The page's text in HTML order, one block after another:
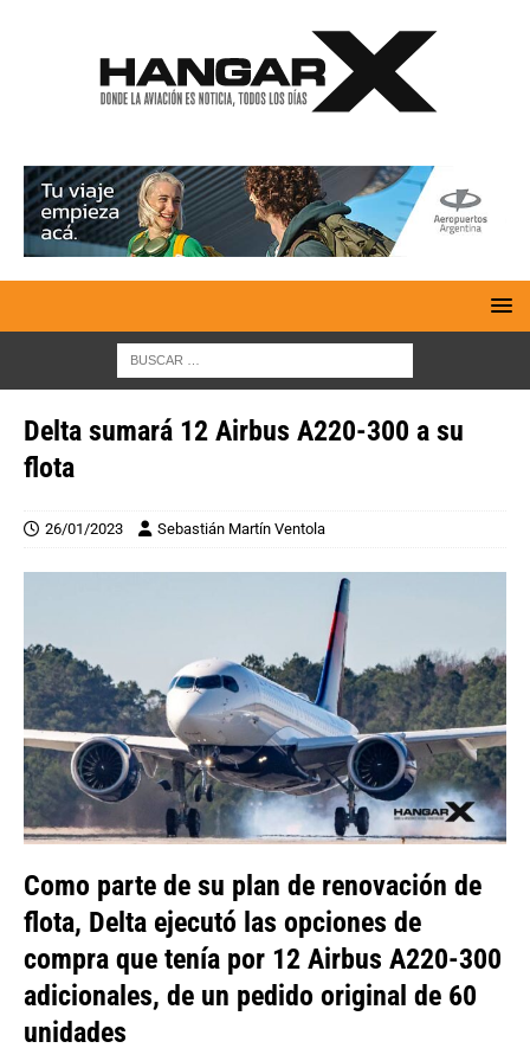
Delta sumará 12 Airbus A220-300 a su
flota
26/01/2023 Sebastián Martín Ventola
Como parte de su plan de renovación de
flota, Delta ejecutó las opciones de
compra que tenía por 12 Airbus A220-300
adicionales, de un pedido original de 60
unidades